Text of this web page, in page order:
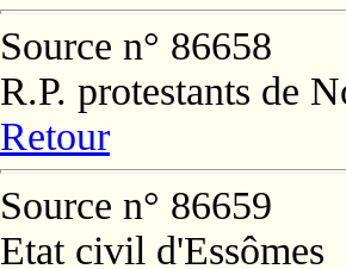
Source n° 86658
R.P. protestants de
Retour
Source n° 86659
Etat civil d'Essômes